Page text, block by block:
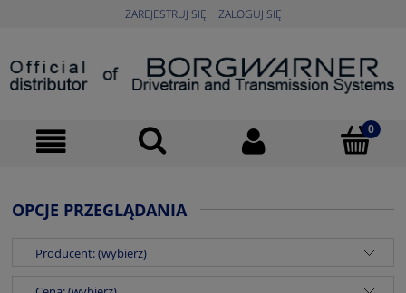
ZAREJESTRUJ SIĘ ZALOGUJ SIĘ
OPCJE PRZEGLĄDANIA
Producent: (wybierz)